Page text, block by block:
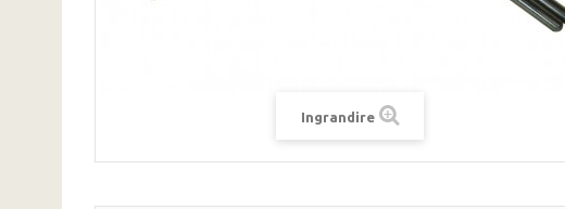
Ingrandire